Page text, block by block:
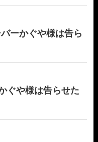
ーかぐや様は告ら
ぐや様は告らせた